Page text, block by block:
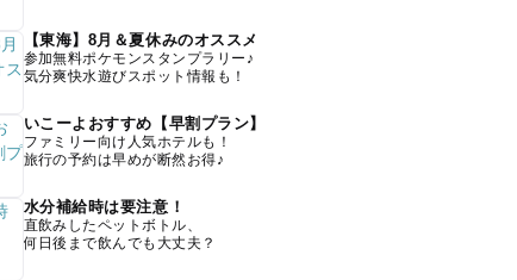
【東海】8月＆夏休みのオススメ
参加無料ポケモンスタンプラリー♪
気分爽快水遊びスポット情報も！
いこーよおすすめ【早割プラン】
ファミリー向け人気ホテルも！
旅行の予約は早めが断然お得♪
水分補給時は要注意！
直飲みしたペットボトル、
何日後まで飲んでも大丈夫？